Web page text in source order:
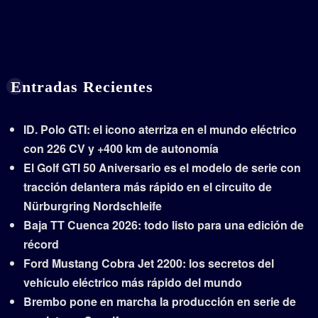
Entradas Recientes
ID. Polo GTI: el icono aterriza en el mundo eléctrico
con 226 CV y +400 km de autonomía
El Golf GTI 50 Aniversario es el modelo de serie con
tracción delantera más rápido en el circuito de
Nürburgring Nordschleife
Baja TT Cuenca 2026: todo listo para una edición de
récord
Ford Mustang Cobra Jet 2200: los secretos del
vehículo eléctrico más rápido del mundo
Brembo pone en marcha la producción en serie de